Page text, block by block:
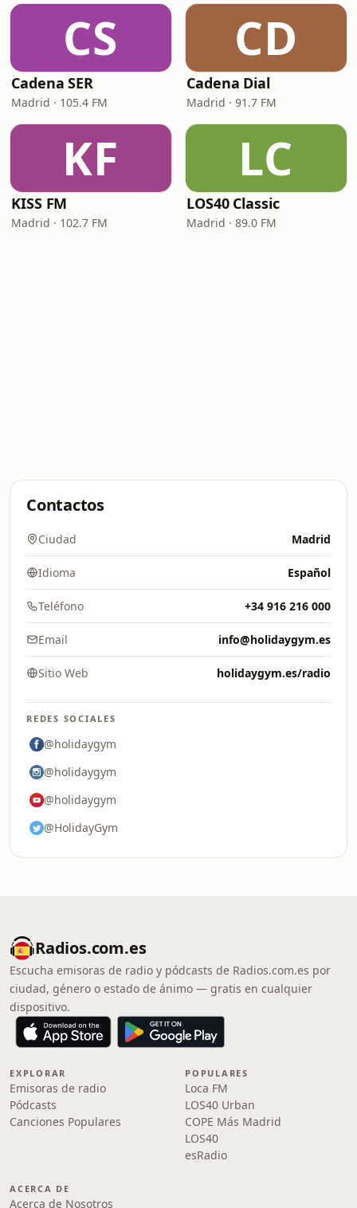
CS
Cadena SER
Madrid · 105.4 FM
CD
Cadena Dial
Madrid · 91.7 FM
KF
KISS FM
Madrid · 102.7 FM
LC
LOS40 Classic
Madrid · 89.0 FM
Contactos
Ciudad Madrid
Idioma Español
Teléfono +34 916 216 000
Email info@holidaygym.es
Sitio Web holidaygym.es/radio
REDES SOCIALES
@holidaygym
@holidaygym
@holidaygym
@HolidayGym
Radios.com.es
Escucha emisoras de radio y pódcasts de Radios.com.es por
ciudad, género o estado de ánimo — gratis en cualquier
dispositivo.
EXPLORAR
Emisoras de radio
Pódcasts
Canciones Populares
POPULARES
Loca FM
LOS40 Urban
COPE Más Madrid
LOS40
esRadio
ACERCA DE
Acerca de Nosotros